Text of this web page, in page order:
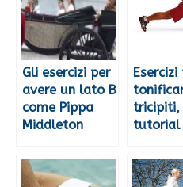
Gli esercizi per
avere un lato B
come Pippa
Middleton
Esercizi
tricipiti,
tutorial